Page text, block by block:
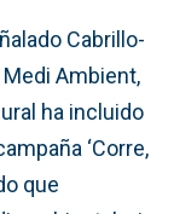
Cabrillo-
Ambient,
ha incluido
‘Corre,
que